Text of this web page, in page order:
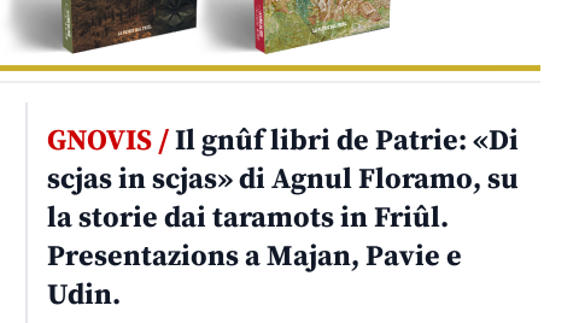
GNOVIS /Il gnûf libri de Patrie: «Di
scjas in scjas» di Agnul Floramo, su
la storie dai taramots in Friûl.
Presentazions a Majan, Pavie e
Udin.